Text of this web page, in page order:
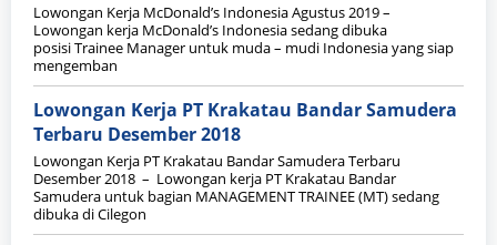
Lowongan Kerja McDonald’s Indonesia Agustus 2019 –
Lowongan kerja McDonald’s Indonesia sedang dibuka
posisi Trainee Manager untuk muda – mudi Indonesia yang siap
mengemban
Lowongan Kerja PT Krakatau Bandar Samudera
Terbaru Desember 2018
Lowongan Kerja PT Krakatau Bandar Samudera Terbaru
Desember 2018 – Lowongan kerja PT Krakatau Bandar
Samudera untuk bagian MANAGEMENT TRAINEE (MT) sedang
dibuka di Cilegon